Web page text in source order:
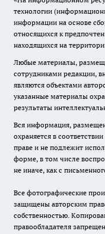
технологии
информации на основе
относящихся к
находящихся на
Любые материалы,
сотрудниками редакции,
являются объектами
указанные материалы
результаты
Вся информация,
охраняется в
праве и не подлежит
форме, в том числе
не иначе, как с
Все фотографические
защищены авторским
собственностью.
правообладателя